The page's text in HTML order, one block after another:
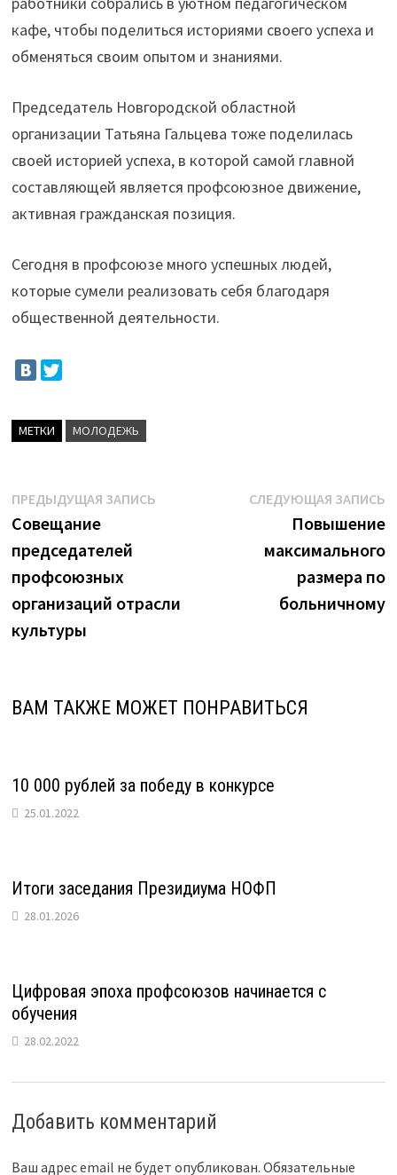
кафе, чтобы поделиться историями своего успеха и
обменяться своим опытом и знаниями.
Председатель Новгородской областной
организации Татьяна Гальцева тоже поделилась
своей историей успеха, в которой самой главной
составляющей является профсоюзное движение,
активная гражданская позиция.
Сегодня в профсоюзе много успешных людей,
которые сумели реализовать себя благодаря
общественной деятельности.
МЕТКИ МОЛОДЕЖЬ
Навигация
по
записям
ПРЕДЫДУЩАЯ ЗАПИСЬ
Совещание
председателей
профсоюзных
организаций отрасли
культуры
СЛЕДУЮЩАЯ ЗАПИСЬ
Повышение
максимального
размера по
больничному
ВАМ ТАКЖЕ МОЖЕТ ПОНРАВИТЬСЯ
10 000 рублей за победу в конкурсе
25.01.2022
Итоги заседания Президиума НОФП
28.01.2026
Цифровая эпоха профсоюзов начинается с
обучения
28.02.2022
Добавить комментарий
Ваш адрес email не будет опубликован. Обязательные